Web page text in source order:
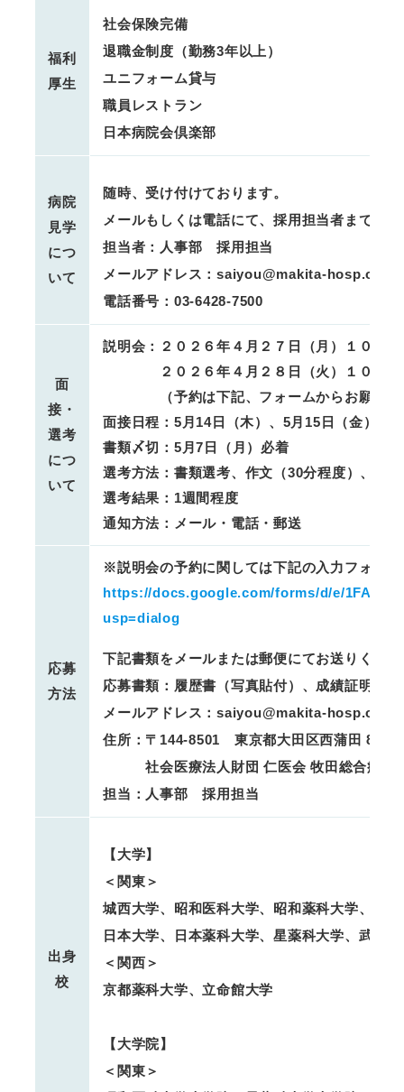
福利
厚生
社会保険完備
退職金制度（勤務3年以上）
ユニフォーム貸与
職員レストラン
日本病院会倶楽部
病院
見学
につ
いて
随時、受け付けております。
メールもしくは電話にて、採用担当者まで「
担当者：人事部 採用担当
メールアドレス：saiyou@makita-hosp.or.jp
電話番号：03-6428-7500
面
接・
選考
につ
いて
説明会：２０２６年４月２７日（月）１０：
２０２６年４月２８日（火）１０：０
（予約は下記、フォームからお願いし
面接日程：5月14日（木）、5月15日（金）
書類〆切：5月7日（月）必着
選考方法：書類選考、作文（30分程度）、面
選考結果：1週間程度
通知方法：メール・電話・郵送
応募
方法
※説明会の予約に関しては下記の入力フォー
https://docs.google.com/forms/d/e/
usp=dialog
下記書類をメールまたは郵便にてお送りくださ
応募書類：履歴書（写真貼付）、成績証明書
メールアドレス：saiyou@makita-hosp.or.jp
住所：〒144-8501 東京都大田区西蒲田 8丁
社会医療法人財団 仁医会 牧田総合病院
担当：人事部 採用担当
出身
校
【大学】
＜関東＞
城西大学、昭和医科大学、昭和薬科大学、帝
日本大学、日本薬科大学、星薬科大学、武蔵
＜関西＞
京都薬科大学、立命館大学
【大学院】
＜関東＞